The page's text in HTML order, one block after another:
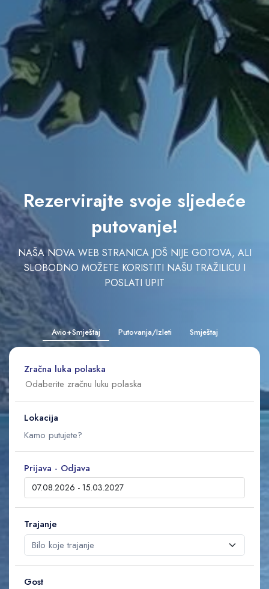
Rezervirajte svoje sljedeće
putovanje!
NAŠA NOVA WEB STRANICA JOŠ NIJE GOTOVA, ALI
SLOBODNO MOŽETE KORISTITI NAŠU TRAŽILICU I
POSLATI UPIT
Avio+Smještaj Putovanja/Izleti Smještaj
Zračna luka polaska
Lokacija
Prijava - Odjava
Trajanje
Gost